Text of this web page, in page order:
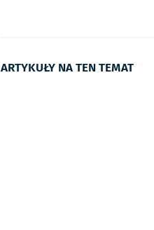
ARTYKUŁY NA TEN TEMAT